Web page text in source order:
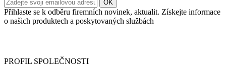
Přihlaste se k odběru firemních novinek, aktualit. Získejte informace
o našich produktech a poskytovaných službách
PROFIL SPOLEČNOSTI